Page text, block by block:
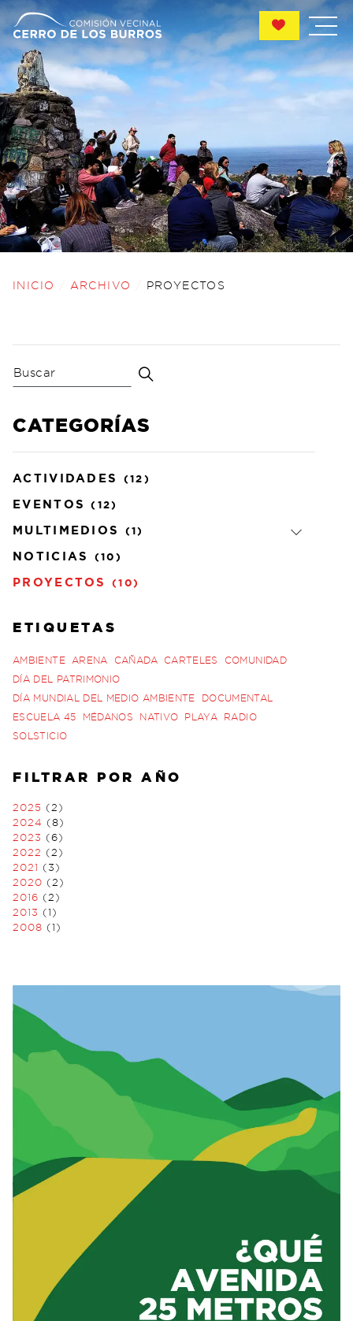
ARCHIVO
PROYECTOS
INICIO ARCHIVO PROYECTOS
CATEGORÍAS
ACTIVIDADES (12)
EVENTOS(12)
MULTIMEDIOS (1)
NOTICIAS (10)
PROYECTOS (10)
ETIQUETAS
AMBIENTE ARENA CAÑADA CARTELES
COMUNIDAD
DÍA DEL PATRIMONIO
DÍA MUNDIAL DEL MEDIO AMBIENTE
DOCUMENTAL
ESCUELA 45
MÉDANOS NATIVO PLAYA
RADIO
SOLSTICIO
FILTRAR POR AÑO
2025
(2)
2024
(8)
2023
(6)
2022
(2)
2021
(3)
2020 (2)
2016 (2)
2013
(1)
2008 (1)